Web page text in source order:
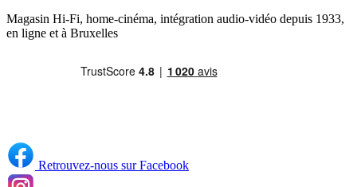
Magasin Hi-Fi, home-cinéma, intégration audio-vidéo depuis 1933,
en ligne et à Bruxelles
Retrouvez-nous sur Facebook